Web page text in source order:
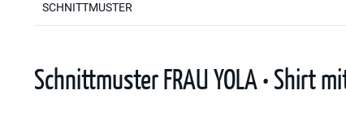
SCHNITTMUSTER
Schnittmuster FRAU YOLA • Shirt